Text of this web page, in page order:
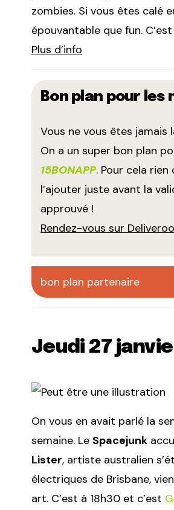
zombies. Si vous êtes calé
épouvantable que fun.
Plus d’info
Bon plan pour les
Vous ne vous êtes
On a un super bon plan
15BONAPP. Pour cela
l’ajouter juste avant la
approuvé !
Rendez-vous sur Deliveroo
bon plan partenaire
Jeudi 27
On vous en avait parlé la
semaine. Le Spacejunk
Lister, artiste australien
électriques de Brisbane,
art. C’est à 18h30 et c’est